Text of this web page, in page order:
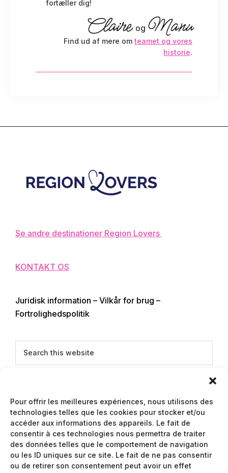
Pour offrir les meilleures expériences, nous utilisons des
technologies telles que les cookies pour stocker et/ou
accéder aux informations des appareils. Le fait de
consentir à ces technologies nous permettra de traiter
des données telles que le comportement de navigation
ou les ID uniques sur ce site. Le fait de ne pas consentir
ou de retirer son consentement peut avoir un effet
fortæller dig!
Claire og Manu
Find ud af mere om teamet og vores
historie.
Se andre destinationer Region Lovers
KONTAKT OS
Juridisk information – Vilkår for brug –
Fortrolighedspolitik
Copyright Andalucia Lovers © 2026